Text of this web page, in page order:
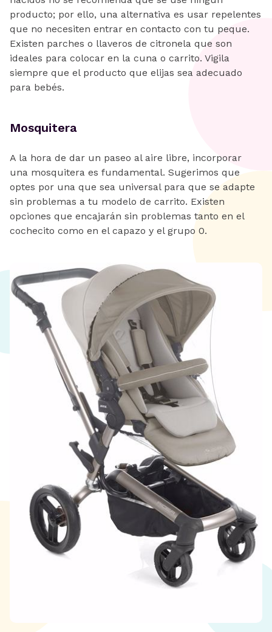
producto; por ello, una alternativa es usar repelentes
que no necesiten entrar en contacto con tu peque.
Existen parches o llaveros de citronela que son
ideales para colocar en la cuna o carrito. Vigila
siempre que el producto que elijas sea adecuado
para bebés.
Mosquitera
A la hora de dar un paseo al aire libre, incorporar
una mosquitera es fundamental. Sugerimos que
optes por una que sea universal para que se adapte
sin problemas a tu modelo de carrito. Existen
opciones que encajarán sin problemas tanto en el
cochecito como en el capazo y el grupo 0.